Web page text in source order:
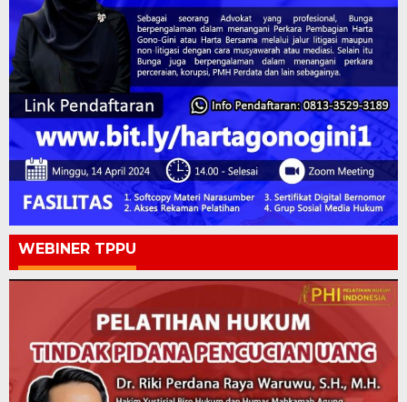
WEBINER TPPU